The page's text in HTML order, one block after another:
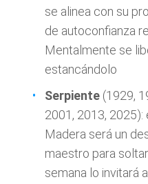
se alinea con su
de autoconfianza
Mentalmente se
estancándolo
Serpiente (1929,
2001, 2013,
Madera será un
maestro para
semana lo invitará